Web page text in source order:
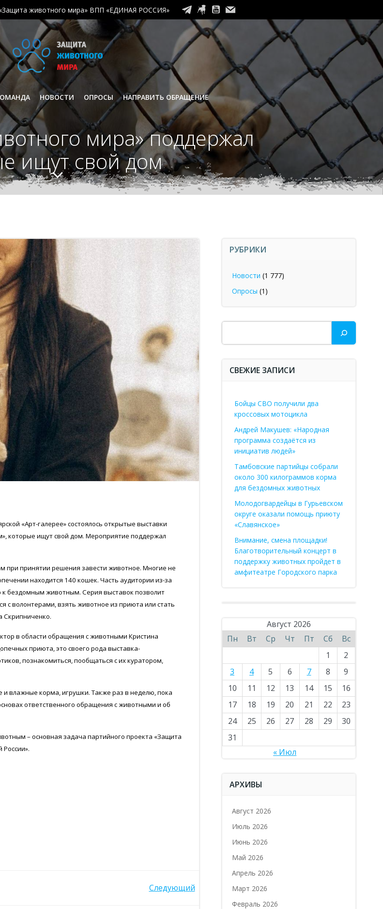
животного мира» ВПП «ЕДИНАЯ РОССИЯ»
НОВОСТИ ОПРОСЫ НАПРАВИТЬ ОБРАЩЕНИЕ
мира» поддержал
ищут свой дом
«Арт-галерее» состоялось открытые выставки
которые ищут свой дом. Мероприятие поддержал
при принятии решения завести животное. Многие не
находится 140 кошек. Часть аудитории из-за
бездомным животным. Серия выставок позволит
с волонтерами, взять животное из приюта или стать
Скрипниченко.
в области обращения с животными Кристина
приюта, это своего рода выставка-
познакомиться, пообщаться с их куратором,
влажные корма, игрушки. Также раз в неделю, пока
ответственного обращения с животными и об
– основная задача партийного проекта «Защита
Следующий
РУБРИКИ
Новости (1 777)
Опросы (1)
Поиск
СВЕЖИЕ ЗАПИСИ
Бойцы СВО получили два
кроссовых мотоцикла
Андрей Макушев: «Народная
программа создаётся из
инициатив людей»
Тамбовские партийцы собрали
около 300 килограммов корма
для бездомных животных
Молодогвардейцы в Гурьевском
округе оказали помощь приюту
«Славянское»
Внимание, смена площадки!
Благотворительный концерт в
поддержку животных пройдет в
амфитеатре Городского парка
Август 2026
Пн
Вт Ср Чт Пт Сб
Вс
1
2
3
4 5 6 7 8
9
10
11 12 13 14 15
16
17
18 19 20 21 22
23
24
25 26 27 28 29
30
31
« Июл
АРХИВЫ
Август 2026
Июль 2026
Июнь 2026
Май 2026
Апрель 2026
Март 2026
Февраль 2026